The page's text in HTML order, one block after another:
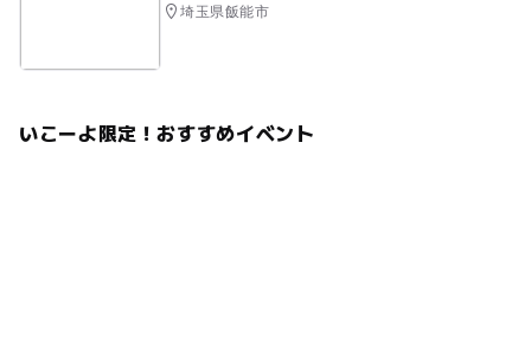
埼玉県飯能市
いこーよ限定！おすすめイベント